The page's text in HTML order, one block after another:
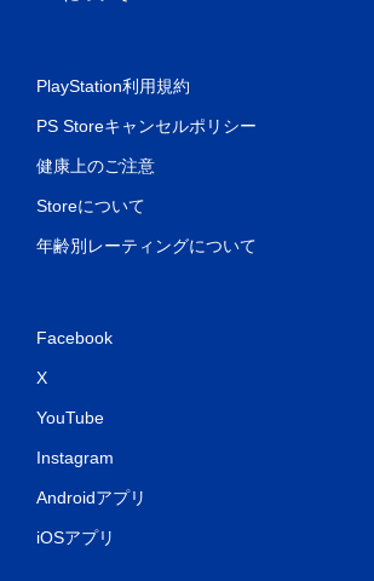
PlayStation利用規約
PS Storeキャンセルポリシー
健康上のご注意
Storeについて
年齢別レーティングについて
Facebook
X
YouTube
Instagram
Androidアプリ
iOSアプリ